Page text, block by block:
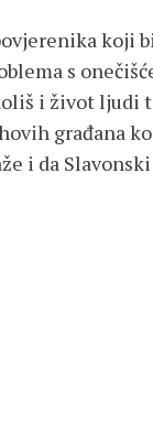
koji
s
i život ljudi
građana
i da